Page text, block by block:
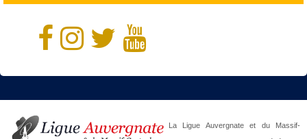
La Ligue Auvergnate et du Massif-